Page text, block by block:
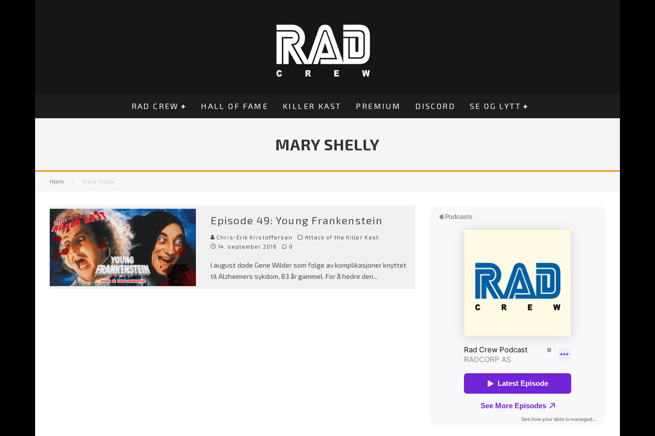
RAD CREW HALL OF FAME KILLER KAST PREMIUM DISCORD SE OG LYTT
MARY SHELLY
Hjem Mary Shelly
Episode 49: Young Frankenstein
Chris-Erik Kristoffersen
Attack of the Killer Kast
14. september 2016
0
I august døde Gene Wilder som følge av komplikasjoner knyttet
til Alzheimers sykdom, 83 år gammel. For å hedre den...